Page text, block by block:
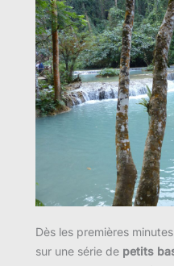
Dès les premières
sur une série de petits